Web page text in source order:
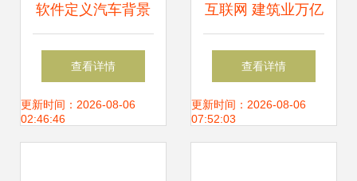
软件定义汽车背景
下，紫光同芯 以安
全芯片可信架构赋
查看详情
更新时间：2026-08-06
02:46:46
互联网 建筑业万亿
级市场如何通过信
息共享实现转型升
查看详情
更新时间：2026-08-06
07:52:03